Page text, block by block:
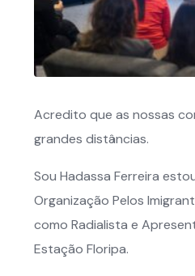
Acredito que as nossas
grandes distâncias.
Sou Hadassa Ferreira
Organização Pelos
como Radialista e
Estação Floripa.